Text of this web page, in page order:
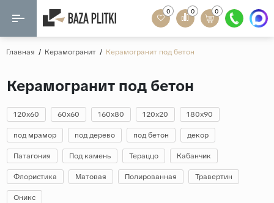
Назад
60х60
20x120
80x160
20x90
Мозаика
Кварц-винил
Ламинат
0 0 0
Главная / Керамогранит / Керамогранит под бетон
Керамогранит под бетон
120x60 60x60 160x80 120x20 180x90
под мрамор под дерево под бетон декор
Патагония Под камень Тераццо Кабанчик
Флористика Матовая Полированная Травертин
Оникс